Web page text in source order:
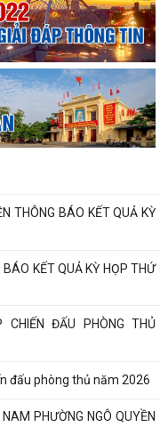
chống ma túy và nhân
CHO CHÍNH QUYỀN
TỔNG HỢP CỦA CẢ HỆ
CHỐNG...
THÔNG BÁO KẾT QUẢ KỲ
KẾT QUẢ KỲ HỌP THỨ
ĐẤU PHÒNG THỦ
đấu phòng thủ năm 2026
PHƯỜNG NGÔ QUYỀN